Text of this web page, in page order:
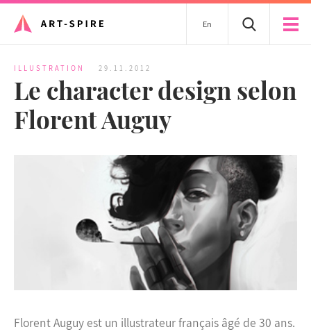
En
ILLUSTRATION 29.11.2012
Le character design selon
Florent Auguy
Florent Auguy est un illustrateur français âgé de 30 ans.